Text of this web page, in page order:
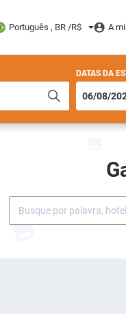
Português , BR /R$ A
DATAS DA